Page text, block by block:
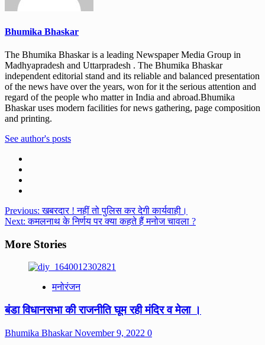
Bhumika Bhaskar
The Bhumika Bhaskar is a leading Newspaper Media Group in
Madhyapradesh and Uttarpradesh . The Bhumika Bhaskar
independent editorial stand and its reliable and balanced presentation
of the news have over the years, won for it the serious attention and
regard of the people who matter in India and abroad.Bhumika
Bhaskar uses modern facilities for news gathering, page composition
and printing.
See author's posts
Post
navigation
Previous:खबरदार ! नहीं तो पुलिस कर देगी कार्यवाही।
Next:कमलनाथ के निर्णय पर क्या कहते हैं मनोज चावला ?
More Stories
मनोरंजन
बंडा विधानसभा की राजनीति घूम रही मंदिर व मेला ।
Bhumika BhaskarNovember 9, 2022 0